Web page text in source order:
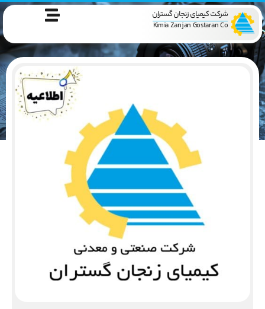
شرکت کیمیای زنجان گستران
Kimia Zanjan Gostaran Co